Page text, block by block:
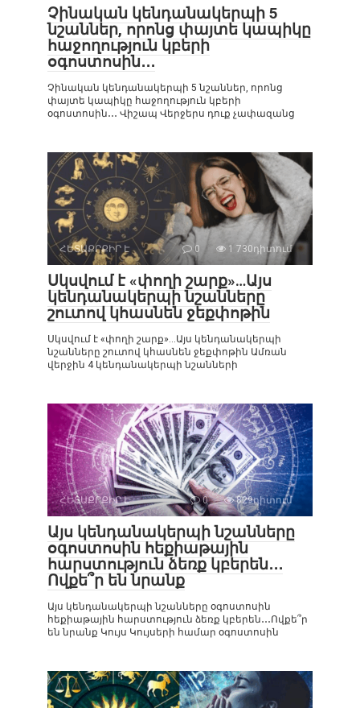
Չինական կենդանակերպի 5
նշաններ, որոնց փայտե կապիկը
հաջողություն կբերի
օգոստոսին․․․
Չինական կենդանակերպի 5 նշաններ, որոնց
փայտե կապիկը հաջողություն կբերի
օգոստոսին․․․ Վիշապ Վերջերս դուք չափազանց
ՀԵՏԱՔՐՔԻՐ Է 0 1 730դիտում
Սկսվում է «փողի շարք»…Այս
կենդանակերպի նշանները
շուտով կհասնեն ջեքփոթին
Սկսվում է «փողի շարք»…Այս կենդանակերպի
նշանները շուտով կհասնեն ջեքփոթին Ամռան
վերջին 4 կենդանակերպի նշանների
ՀԵՏԱՔՐՔԻՐ Է 0 829դիտում
Այս կենդանակերպի նշանները
օգոստոսին հեքիաթային
հարստություն ձեռք կբերեն․․․
Ովքե՞ր են նրանք
Այս կենդանակերպի նշանները օգոստոսին
հեքիաթային հարստություն ձեռք կբերեն․․․Ովքե՞ր
են նրանք Կույս Կույսերի համար օգոստոսին